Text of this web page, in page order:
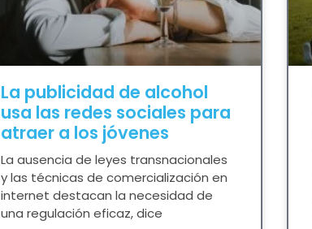
La publicidad de alcohol
usa las redes sociales para
atraer a los jóvenes
La ausencia de leyes transnacionales
y las técnicas de comercialización en
internet destacan la necesidad de
una regulación eficaz, dice